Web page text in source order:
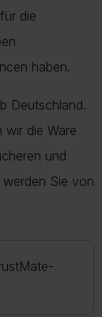
die
haben.
Deutschland.
wir die Ware
und
werden Sie von